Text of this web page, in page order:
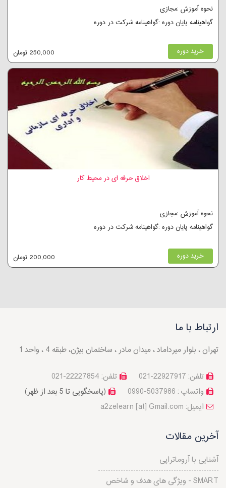
نحوه آموزش :مجازی
گواهینامه پایان دوره :گواهینامه شرکت در دوره
خرید دوره 250,000 تومان
اخلاق حرفه ای در محیط کار
نحوه آموزش :مجازی
گواهینامه پایان دوره :گواهینامه شرکت در دوره
خرید دوره 200,000 تومان
ارتباط با ما
تهران ، بلوار میرداماد ، میدان مادر ، ساختمان بیژن، طبقه 4 ، واحد 1
تلفن: 22227854-021
تلفن: 22927917-021
(پاسخگویی تا 5 بعد از ظهر)
واتساپ : 5037986-0990
a2zelearn [at] Gmail.com :ایمیل
آخرین مقالات
آشنایی با آروماتراپی
ویژگی های هدف و شاخص - SMART